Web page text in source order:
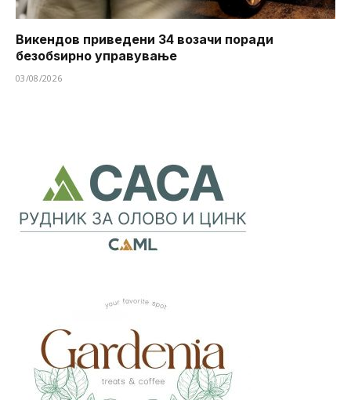
Викендов приведени 34 возачи поради
безобѕирно управување
03/08/2026